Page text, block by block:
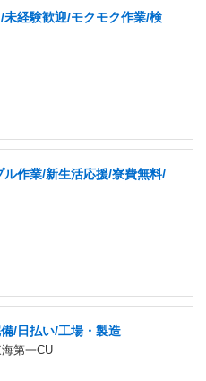
経験歓迎/モクモク作業/検
作業/新生活応援/寮費無料/
/日払い/工場・製造
第一CU